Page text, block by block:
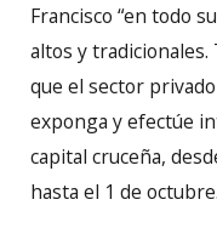
Francisco “en todo
altos y
que el sector
exponga y efectúe
capital cruceña,
hasta el 1 de octubre.